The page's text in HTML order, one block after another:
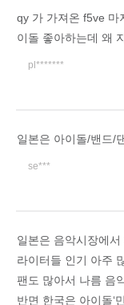
qy 가 가져온 f5ve 마
이돌 좋아하는데 왜
pl*******
일본은 아이돌/밴드/
se***
일본은 음악시장에서
라이터들 인기 아주
팬도 많아서 나름 음
반면 한국은 아이돌‘